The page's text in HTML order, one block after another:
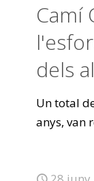
Camí
dels
Un total
anys, van